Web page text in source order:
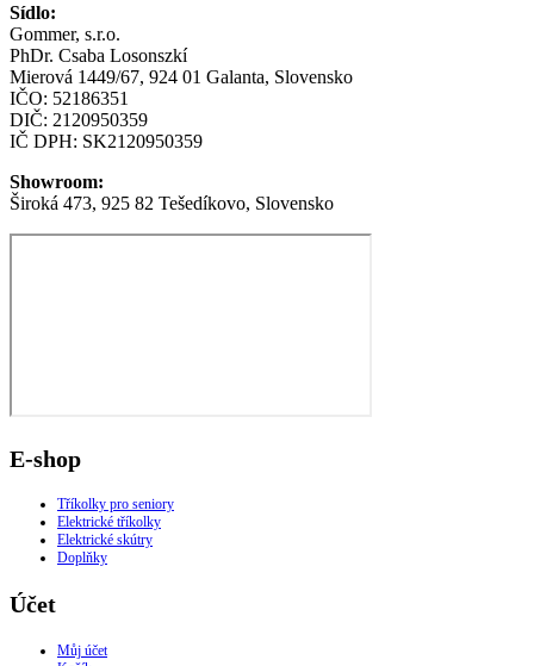
Sídlo:
Gommer, s.r.o.
PhDr. Csaba Losonszkí
Mierová 1449/67, 924 01 Galanta, Slovensko
IČO: 52186351
DIČ: 2120950359
IČ DPH: SK2120950359
Showroom:
Široká 473, 925 82 Tešedíkovo, Slovensko
E-shop
Tříkolky pro seniory
Elektrické tříkolky
Elektrické skútry
Doplňky
Účet
Můj účet